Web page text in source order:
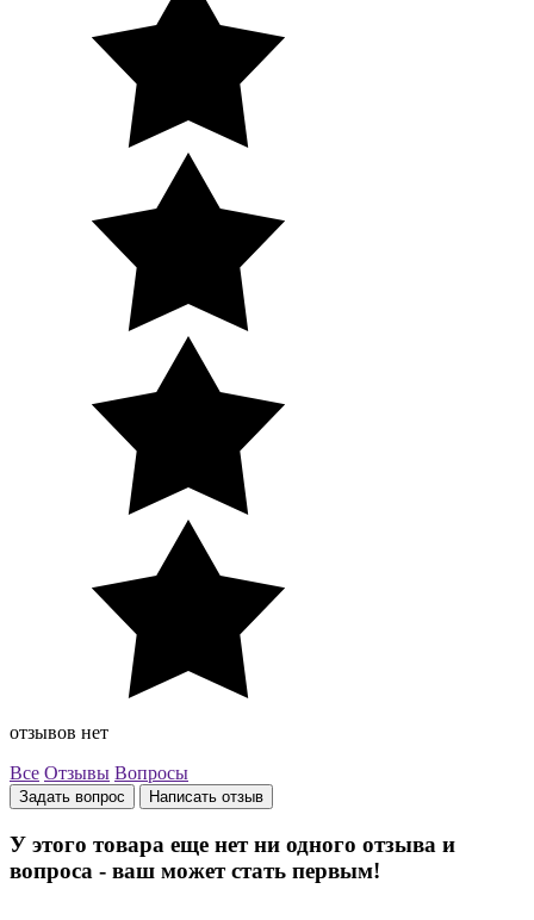
отзывов нет
Все Отзывы Вопросы
Задать вопрос Написать отзыв
У этого товара еще нет ни одного отзыва и
вопроса - ваш может стать первым!